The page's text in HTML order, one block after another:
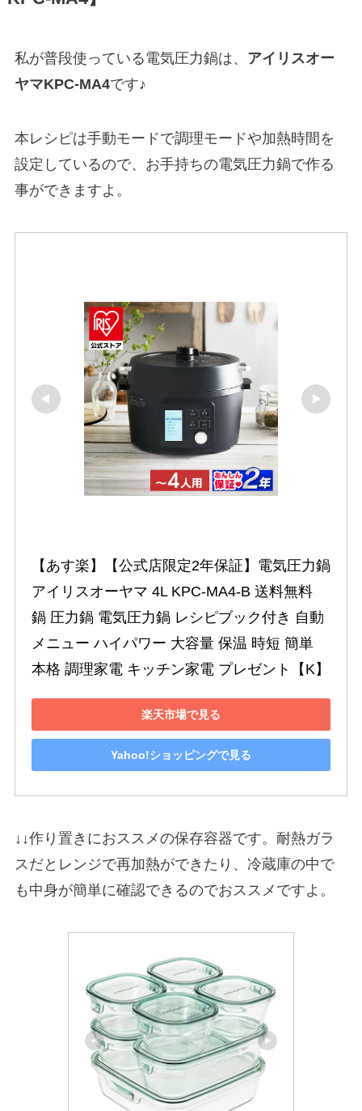
私が普段使っている電気圧力鍋は、 アイリスオー
ヤマKPC‐MA4です♪
本レシピは手動モードで調理モードや加熱時間を
設定しているので、お手持ちの電気圧力鍋で作る
事ができますよ。
【あす楽】【公式店限定2年保証】電気圧力鍋
アイリスオーヤマ 4L KPC-MA4-B 送料無料
鍋 圧力鍋 電気圧力鍋 レシピブック付き 自動
メニュー ハイパワー 大容量 保温 時短 簡単
本格 調理家電 キッチン家電 プレゼント【K】
楽天市場で見る
Yahoo!ショッピングで見る
↓↓作り置きにおススメの保存容器です。耐熱ガラ
スだとレンジで再加熱ができたり、冷蔵庫の中で
も中身が簡単に確認できるのでおススメですよ。